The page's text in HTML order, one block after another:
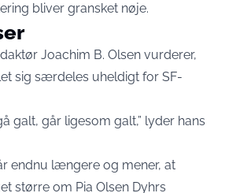
bliver gransket nøje.
Joachim B. Olsen vurderer,
sig særdeles uheldigt for SF-
galt, går ligesom galt,” lyder hans
endnu længere og mener, at
større om Pia Olsen Dyhrs